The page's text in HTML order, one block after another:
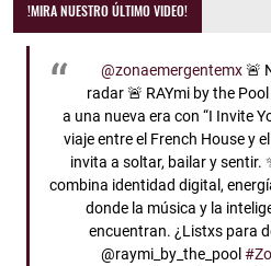
!MIRA NUESTRO ÚLTIMO VIDEO!
@zonaemergentemx🚨
radar 🚨 RAYmi by the
a una nueva era con “I Invite
viaje entre el French House y
invita a soltar, bailar y sentir.
combina identidad digital,
donde la música y la
encuentran. ¿Listxs para
@raymi_by_the_pool